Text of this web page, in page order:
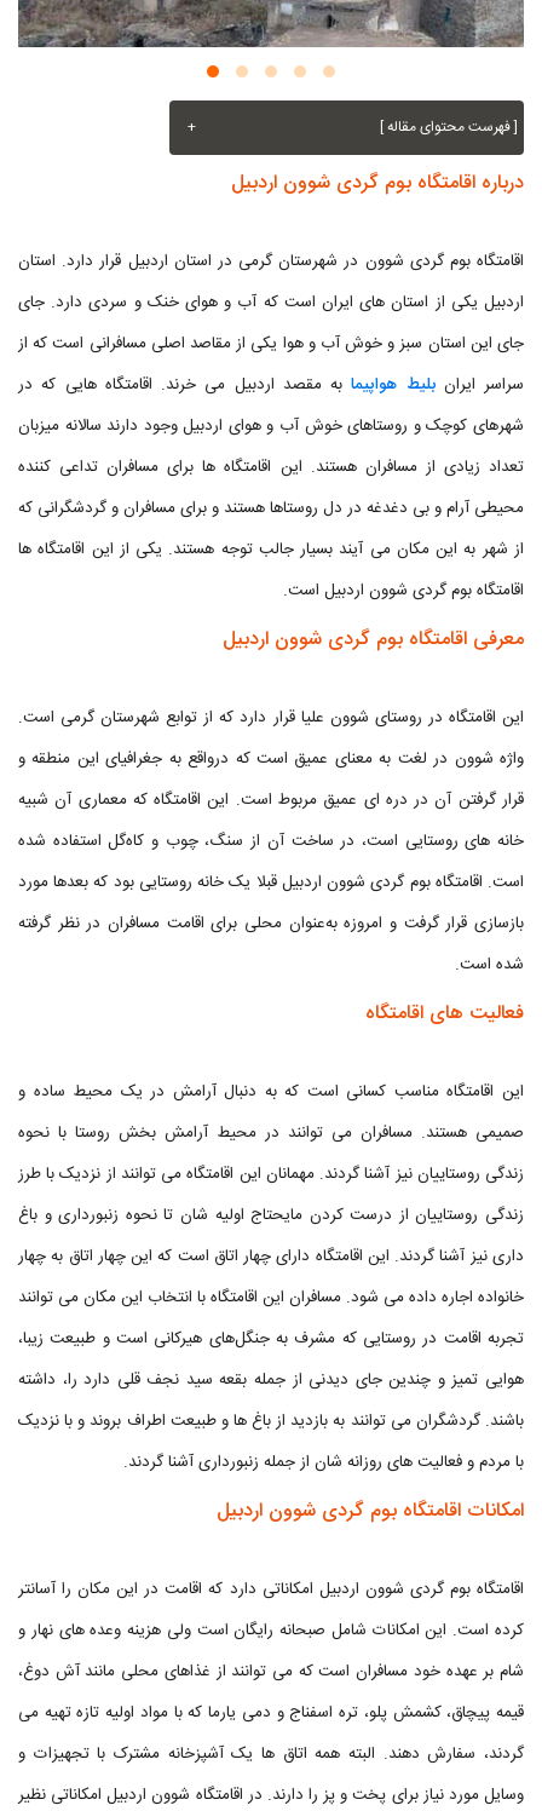
[ فهرست محتوای مقاله ] +
درباره اقامتگاه بوم گردی شوون اردبیل
اقامتگاه بوم گردی شوون در شهرستان گرمی در استان اردبیل قرار دارد. استان
اردبیل یکی از استان های ایران است که آب و هوای خنک و سردی دارد. جای
جای این استان سبز و خوش آب و هوا یکی از مقاصد اصلی مسافرانی است که از
سراسر ایران بلیط هواپیمابه مقصد اردبیل می خرند. اقامتگاه هایی که در
شهرهای کوچک و روستاهای خوش آب و هوای اردبیل وجود دارند سالانه میزبان
تعداد زیادی از مسافران هستند. این اقامتگاه ها برای مسافران تداعی کننده
محیطی آرام و بی دغدغه در دل روستاها هستند و برای مسافران و گردشگرانی که
از شهر به این مکان می آیند بسیار جالب توجه هستند. یکی از این اقامتگاه ها
اقامتگاه بوم گردی شوون اردبیل است.
معرفی اقامتگاه بوم گردی شوون اردبیل
این اقامتگاه در روستای شوون علیا قرار دارد که از توابع شهرستان گرمی است.
واژه شوون در لغت به معنای عمیق است که درواقع به جغرافیای این منطقه و
قرار گرفتن آن در دره ای عمیق مربوط است. این اقامتگاه که معماری آن شبیه
خانه های روستایی است، در ساخت آن از سنگ، چوب و کاه‌گل استفاده شده
است. اقامتگاه بوم گردی شوون اردبیل قبلا یک خانه روستایی بود که بعدها مورد
بازسازی قرار گرفت و امروزه به‌عنوان محلی برای اقامت مسافران در نظر گرفته
شده است.
فعالیت های اقامتگاه
این اقامتگاه مناسب کسانی است که به دنبال آرامش در یک محیط ساده و
صمیمی هستند. مسافران می توانند در محیط آرامش بخش روستا با نحوه
زندگی روستاییان نیز آشنا گردند. مهمانان این اقامتگاه می توانند از نزدیک با طرز
زندگی روستاییان از درست کردن مایحتاج اولیه شان تا نحوه زنبورداری و باغ
داری نیز آشنا گردند. این اقامتگاه دارای چهار اتاق است که این چهار اتاق به چهار
خانواده اجاره داده می شود. مسافران این اقامتگاه با انتخاب این مکان می توانند
تجربه اقامت در روستایی که مشرف به جنگل‌های هیرکانی است و طبیعت زیبا،
هوایی تمیز و چندین جای دیدنی از جمله بقعه سید نجف قلی دارد را، داشته
باشند. گردشگران می توانند به بازدید از باغ ها و طبیعت اطراف بروند و با نزدیک
با مردم و فعالیت های روزانه شان از جمله زنبورداری آشنا گردند.
امکانات اقامتگاه بوم گردی شوون اردبیل
اقامتگاه بوم گردی شوون اردبیل امکاناتی دارد که اقامت در این مکان را آسانتر
کرده است. این امکانات شامل صبحانه رایگان است ولی هزینه وعده های نهار و
شام بر عهده خود مسافران است که می توانند از غذاهای محلی مانند آش دوغ،
قیمه پیچاق، کشمش پلو، تره اسفناج و دمی یارما که با مواد اولیه تازه تهیه می
گردند، سفارش دهند. البته همه اتاق ها یک آشپزخانه مشترک با تجهیزات و
وسایل مورد نیاز برای پخت و پز را دارند. در اقامتگاه شوون اردبیل امکاناتی نظیر